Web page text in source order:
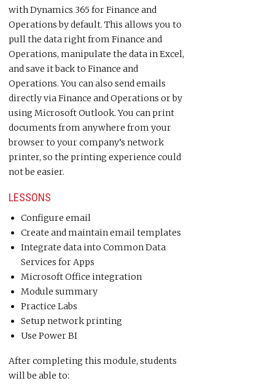
with Dynamics 365 for Finance and
Operations by default. This allows you to
pull the data right from Finance and
Operations, manipulate the data in Excel,
and save it back to Finance and
Operations. You can also send emails
directly via Finance and Operations or by
using Microsoft Outlook. You can print
documents from anywhere from your
browser to your company’s network
printer, so the printing experience could
not be easier.
LESSONS
Configure email
Create and maintain email templates
Integrate data into Common Data
Services for Apps
Microsoft Office integration
Module summary
Practice Labs
Setup network printing
Use Power BI
After completing this module, students
will be able to: